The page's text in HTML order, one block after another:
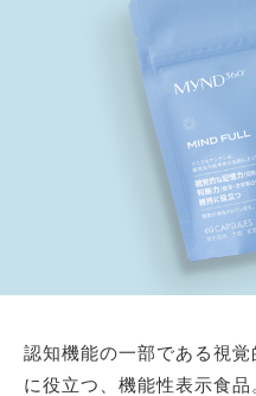
認知機能の一部である視
に役立つ、機能性表示食